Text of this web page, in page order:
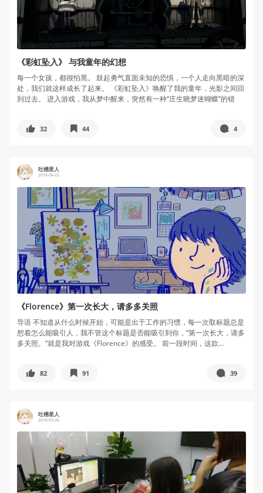
《彩虹坠入》 与我童年的幻想
每一个女孩，都很怕黑。 鼓起勇气直面未知的恐惧，一个人走向黑暗的深
处，我们就这样成长了起来。 《彩虹坠入》唤醒了我的童年，光影之间回
到过去。 进入游戏，我从梦中醒来，突然有一种“庄生晓梦迷蝴蝶”的错
32 44 4
吐槽星人
2018-04-22
《Florence》第一次长大，请多多关照
导语 不知道从什么时候开始，可能是出于工作的习惯，每一次取标题总是
想着怎么能吸引人，我不管这个标题是否能吸引到你，“第一次长大，请多
多关照。”就是我对游戏《Florence》的感受。 前一段时间，这款...
82 91 39
吐槽星人
2018-03-26